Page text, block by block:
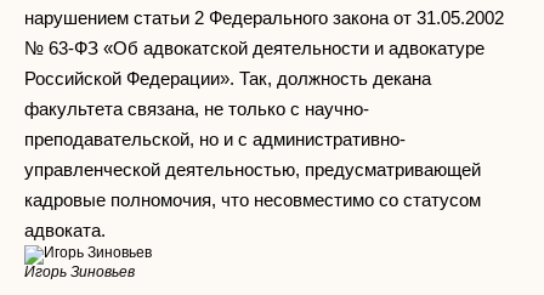
нарушением статьи 2 Федерального закона от 31.05.2002
№ 63-ФЗ «Об адвокатской деятельности и адвокатуре
Российской Федерации». Так, должность декана
факультета связана, не только с научно-
преподавательской, но и с административно-
управленческой деятельностью, предусматривающей
кадровые полномочия, что несовместимо со статусом
адвоката.
Игорь Зиновьев